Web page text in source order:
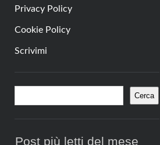
Privacy Policy
Cookie Policy
Scrivimi
Barra
laterale
Cerca
Post più letti del mese